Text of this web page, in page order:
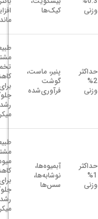
وزنی
کیک‌ها
حداکثر
2%
وزنی
پنیر، ماست،
گوشت
فرآوری‌شده
حداکثر
1%
وزنی
آبمیوه‌ها،
نوشابه‌ها،
سس‌ها